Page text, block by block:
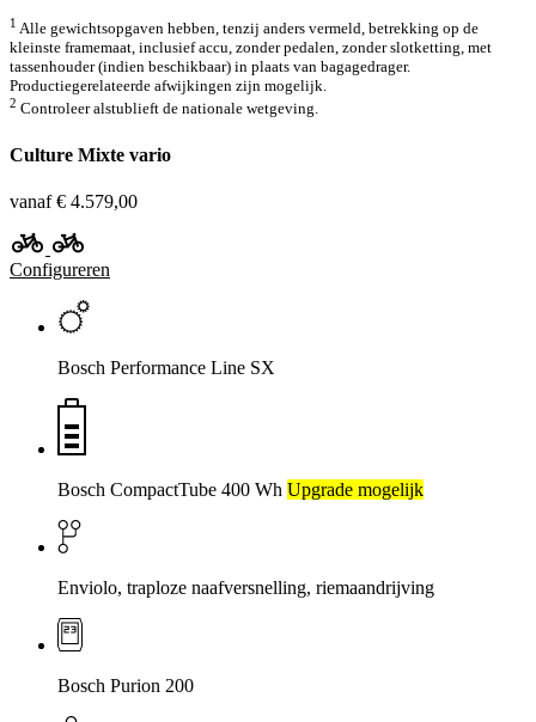
1 Alle gewichtsopgaven hebben, tenzij anders vermeld, betrekking op de
kleinste framemaat, inclusief accu, zonder pedalen, zonder slotketting, met
tassenhouder (indien beschikbaar) in plaats van bagagedrager.
Productiegerelateerde afwijkingen zijn mogelijk.
2 Controleer alstublieft de nationale wetgeving.
Culture Mixte vario
vanaf € 4.579,00
Configureren
Bosch Performance Line SX
Bosch CompactTube 400 Wh Upgrade mogelijk
Enviolo, traploze naafversnelling, riemaandrijving
Bosch Purion 200